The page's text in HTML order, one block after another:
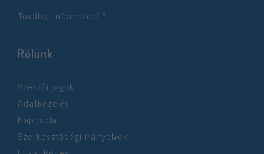
További információ »
Rólunk
Szerzői jogok
Adatkezelés
Kapcsolat
Szerkesztőségi irányelvek